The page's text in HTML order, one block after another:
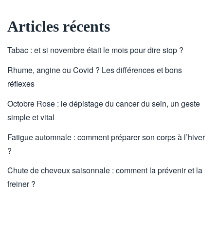
Articles récents
Tabac : et si novembre était le mois pour dire stop ?
Rhume, angine ou Covid ? Les différences et bons
réflexes
Octobre Rose : le dépistage du cancer du sein, un geste
simple et vital
Fatigue automnale : comment préparer son corps à l’hiver
?
Chute de cheveux saisonnale : comment la prévenir et la
freiner ?